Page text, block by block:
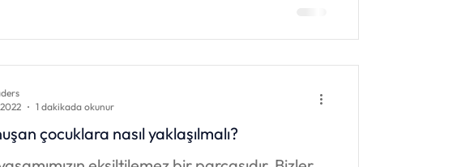
çocuklara nasıl yaklaşılmalı?
1 dakikada okunur